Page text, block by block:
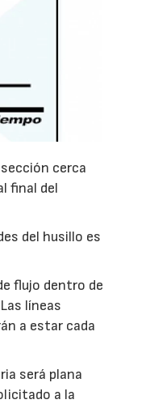
cerca
final del
del husillo es
flujo dentro de
líneas
a estar cada
será plana
a la